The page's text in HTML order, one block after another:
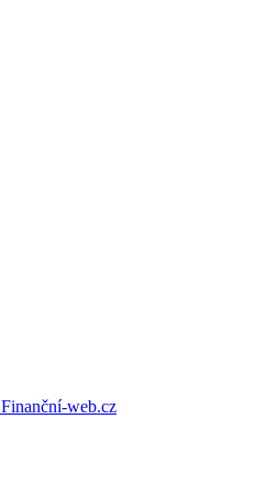
Finanční-web.cz